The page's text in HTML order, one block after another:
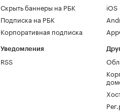
Скрыть баннеры на РБК
Подписка на РБК
Корпоративная подписка
Уведомления
RSS
iOS